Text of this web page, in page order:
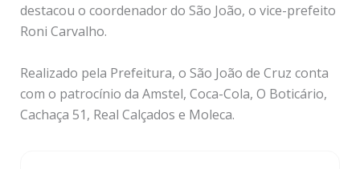
destacou o coordenador do São João, o vice-prefeito
Roni Carvalho.
Realizado pela Prefeitura, o São João de Cruz conta
com o patrocínio da Amstel, Coca-Cola, O Boticário,
Cachaça 51, Real Calçados e Moleca.